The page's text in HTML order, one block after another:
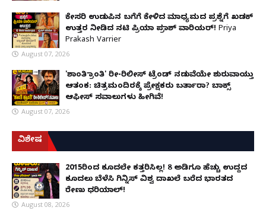
ಕೇಸರಿ ಉಡುಪಿನ ಬಗೆಗೆ ಕೇಳಿದ ಮಾಧ್ಯಮದ ಪ್ರಶ್ನೆಗೆ ಖಡಕ್
ಉತ್ತರ ನೀಡಿದ ನಟಿ ಪ್ರಿಯಾ ಪ್ರಕಾಶ್ ವಾರಿಯರ್! Priya
Prakash Varrier
August 07, 2026
'ಶಾಂತಿ ಕ್ರಾಂತಿ' ರೀ-ರಿಲೀಸ್ ಟ್ರೆಂಡ್ ನಡುವೆಯೇ ಶುರುವಾಯ್ತು
ಆತಂಕ: ಚಿತ್ರಮಂದಿರಕ್ಕೆ ಪ್ರೇಕ್ಷಕರು ಬರ್ತಾರಾ? ಬಾಕ್ಸ್
ಆಫೀಸ್ ಸವಾಲುಗಳು ಹೀಗಿವೆ!
August 07, 2026
ವಿಶೇಷ
2015ರಿಂದ ಕೂದಲೇ ಕತ್ತರಿಸಿಲ್ಲ! 8 ಅಡಿಗೂ ಹೆಚ್ಚು ಉದ್ದದ
ಕೂದಲು ಬೆಳೆಸಿ ಗಿನ್ನಿಸ್ ವಿಶ್ವ ದಾಖಲೆ ಬರೆದ ಭಾರತದ
ರೇಣು ಧರಿಯಾಲ್!
August 08, 2026